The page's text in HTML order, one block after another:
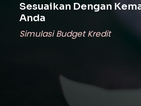
Sesuaikan Dengan
Anda
Simulasi Budget Kredit